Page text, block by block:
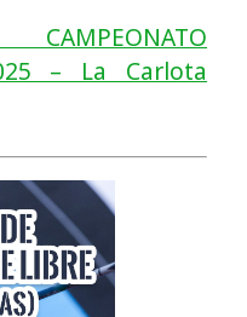
– La Carlota